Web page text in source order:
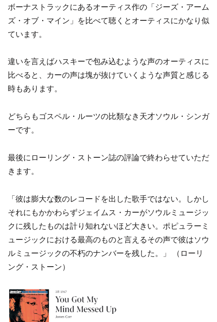
ボーナストラックにあるオーティス作の「ジーズ・アーム
ズ・オブ・マイン」を比べて聴くとオーティスにかなり似
ています。
違いを言えばハスキーで包み込むような声のオーティスに
比べると、カーの声は塊が抜けていくような声質と感じる
時もあります。
どちらもゴスペル・ルーツの比類なき天才ソウル・シンガ
ーです。
最後にローリング・ストーン誌の評論で終わらせていただ
きます。
「彼は膨大な数のレコードを出した歌手ではない。しかし
それにもかかわらずジェイムス・カーがソウルミュージッ
クに残したものは計り知れないほど大きい。ポピュラーミ
ュージックにおける最高のものと言えるその声で彼はソウ
ルミュージックの不朽のナンバーを残した。」 （ローリ
ング・ストーン）